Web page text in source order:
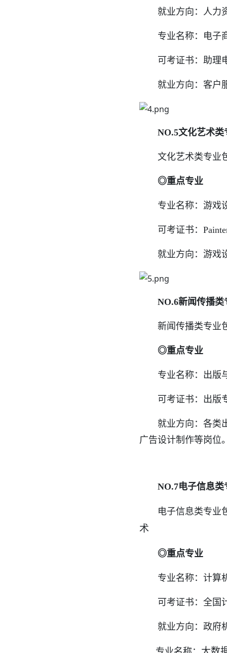
就业方向：人力资
专业名称：电子
可考证书：助理电
就业方向：客户服
NO.5文化艺术类
文化艺术类专业包
◎重点专业
专业名称：游戏
可考证书：Painter
就业方向：游戏设
NO.6新闻传播类
新闻传播类专业包
◎重点专业
专业名称：出版
可考证书：出版专
就业方向：各类出
广告设计制作等岗位
NO.7电子信息类
电子信息类专业
术
◎重点专业
专业名称：计算
可考证书：全国
就业方向：政府机